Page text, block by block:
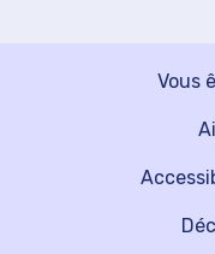
Vous